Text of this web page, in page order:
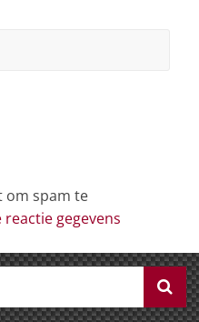
om spam te
reactie gegevens